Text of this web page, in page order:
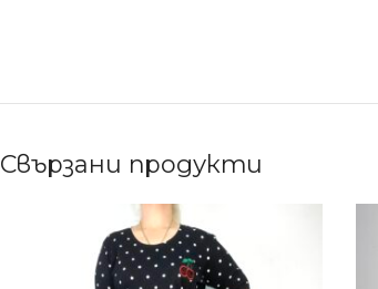
Свързани продукти